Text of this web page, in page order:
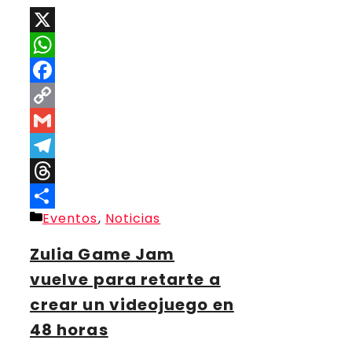
X
WhatsApp
Facebook
Copy
Link
Gmail
Telegram
Threads
Compartir
Categorías
Eventos, Noticias
Zulia Game Jam
vuelve para retarte a
crear un videojuego en
48 horas